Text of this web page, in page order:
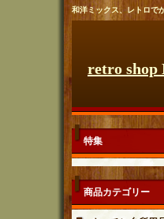
和洋ミックス、レトロで
retro shop
特集
商品カテゴリー